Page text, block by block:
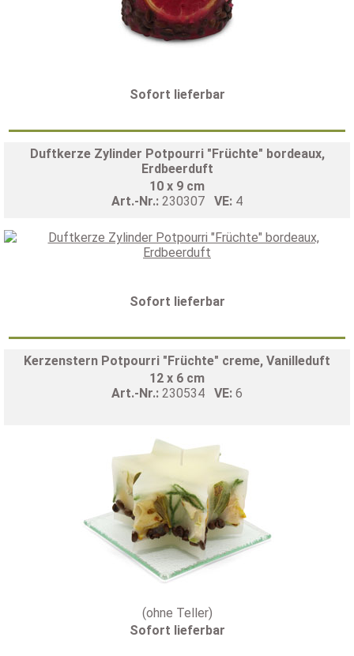
Sofort lieferbar
Duftkerze Zylinder Potpourri "Früchte" bordeaux,
Erdbeerduft
10 x 9 cm
Art.-Nr.: 230307 VE: 4
Sofort lieferbar
Kerzenstern Potpourri "Früchte" creme, Vanilleduft
12 x 6 cm
Art.-Nr.: 230534 VE: 6
(ohne Teller)
Sofort lieferbar